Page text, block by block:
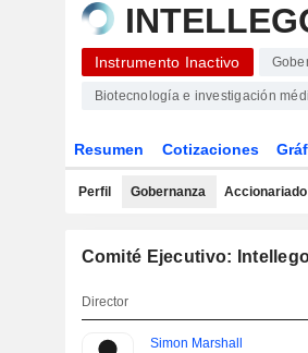
Instrumento Inactivo
Biotecnología e investigación
Resumen Cotizaciones
Perfil Gobernanza Accionariado
Comité Ejecutivo:
Director
Simon Marshall